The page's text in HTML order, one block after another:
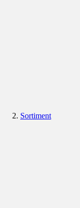
Sortiment